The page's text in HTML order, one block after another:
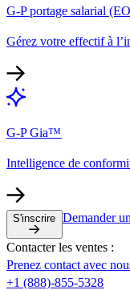
G-P portage salarial
Gérez votre effectif à
G-P Gia™​​
Intelligence de
S'inscrire​​ Demander
Contacter les ventes :​​
Prenez contact avec
+1 (888)-855-5328​​